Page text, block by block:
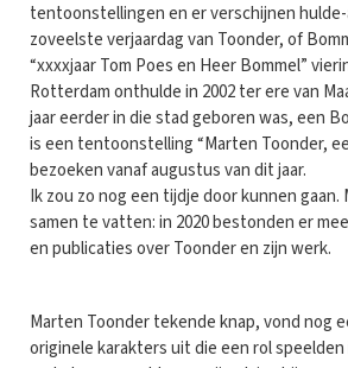
tentoonstellingen en er verschijnen hulde-
zoveelste verjaardag van Toonder, of
“xxxxjaar Tom Poes en Heer Bommel”
Rotterdam onthulde in 2002 ter ere van
jaar eerder in die stad geboren was, een
is een tentoonstelling “Marten Toonder,
bezoeken vanaf augustus van dit jaar.
Ik zou zo nog een tijdje door kunnen gaan.
samen te vatten: in 2020 bestonden er
en publicaties over Toonder en zijn werk.
Marten Toonder tekende knap, vond nog
originele karakters uit die een rol speelden